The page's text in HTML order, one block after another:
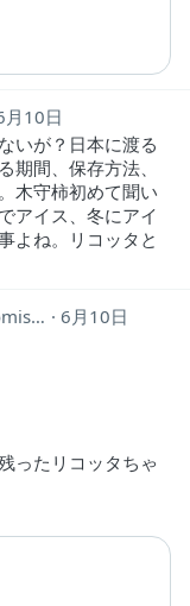
月10日
いが？日本に渡る
期間、保存方法、
木守柿初めて聞い
アイス、冬にアイ
よね。リコッタと
6月10日
ったリコッタちゃ